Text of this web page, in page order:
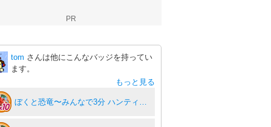
PR
tom さんは他にこんなバッジを持ってい
ます。
もっと見る
ぼくと恐竜〜みんなで3分 ハンティング放置〜10